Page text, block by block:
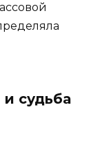
судьба